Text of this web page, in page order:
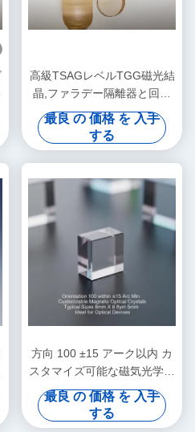
高級TSAGレベルTGG磁光結
晶,ファラデー隔離器と回転
器用タービウムガリウムガー
ネット,400~1100nm伝送
最良 の 価格 を 入手
する
方向 100 ±15 アーク以内 カ
スタマイズ可能な磁気光学結
晶 一般的なサイズ 8mm X
8mm X 5mm 光学デバイスに
最適
最良 の 価格 を 入手
する